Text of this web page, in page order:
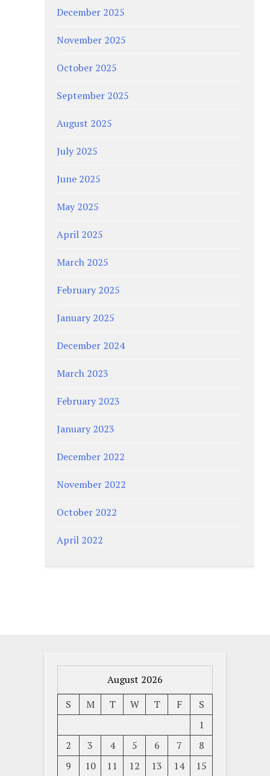
December 2025
November 2025
October 2025
September 2025
August 2025
July 2025
June 2025
May 2025
April 2025
March 2025
February 2025
January 2025
December 2024
March 2023
February 2023
January 2023
December 2022
November 2022
October 2022
April 2022
August 2026
S
M T W T F
S
1
2
3 4 5 6 7
8
9
10 11 12 13 14 15